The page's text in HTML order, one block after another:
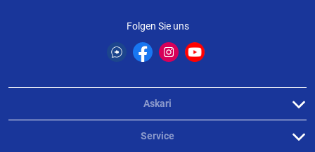
Folgen Sie uns
Askari
Service